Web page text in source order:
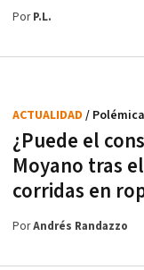
PorP.L.
¿Puede el
Moyano tras
corridas en
ACTUALIDAD / Polémica
PorAndrés Randazzo